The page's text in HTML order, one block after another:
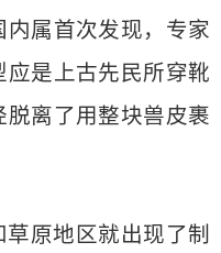
属首次发现，专家
是上古先民所穿靴
离了用整块兽皮裹
原地区就出现了制